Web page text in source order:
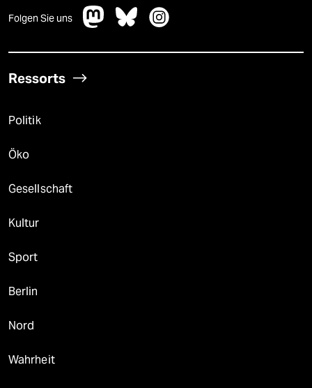
Folgen Sie uns
Ressorts
Politik
Öko
Gesellschaft
Kultur
Sport
Berlin
Nord
Wahrheit